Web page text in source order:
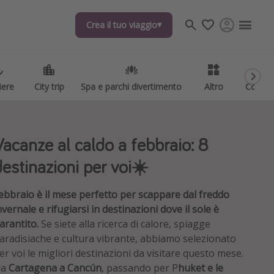
Crea il tuo viaggio
City trip Spa e parchi divertimento Altro Codici
Crea il tuo viaggio
City trip Spa e parchi divertimento Altro Codici
al caldo a febbraio: 8
per voi☀️
è il mese perfetto per scappare dal freddo
e rifugiarsi in destinazioni dove il sole è
Se siete alla ricerca di calore, spiagge
e cultura vibrante, abbiamo selezionato
voi le migliori destinazioni da visitare questo mese.
Cartagena a Cancún, passando per Phuket e le